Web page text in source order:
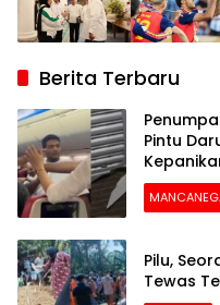
Berita Terbaru
Pintu
Pilu,
Tewas